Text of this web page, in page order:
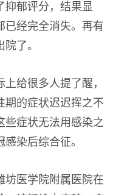
抑郁评分，结果显
已经完全消失。再有
了。
给很多人提了醒，
期的症状迟迟挥之不
些症状无法用感染之
染后综合征。
坊医学院附属医院在